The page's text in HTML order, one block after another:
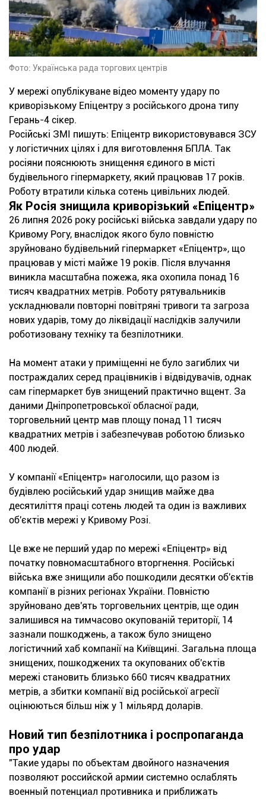
Фото: Українська рада торгових центрів
У мережі опублікуване відео моменту удару по
криворізькому Епіцентру з російського дрона типу
Герань-4 сікер.
Російські ЗМІ пишуть: Епіцентр використовувався ЗСУ
у логістичних цілях і для виготовлення БПЛА. Так
росіяни пояснюють знищення єдиного в місті
будівельного гіпермаркету, який працював 17 років.
Роботу втратили кілька сотень цивільних людей.
Як Росія знищила криворізький «Епіцентр»
26 липня 2026 року російські війська завдали удару по
Кривому Рогу, внаслідок якого було повністю
зруйновано будівельний гіпермаркет «Епіцентр», що
працював у місті майже 19 років. Після влучання
виникла масштабна пожежа, яка охопила понад 16
тисяч квадратних метрів. Роботу рятувальників
ускладнювали повторні повітряні тривоги та загроза
нових ударів, тому до ліквідації наслідків залучили
роботизовану техніку та безпілотники.
На момент атаки у приміщенні не було загиблих чи
постраждалих серед працівників і відвідувачів, однак
сам гіпермаркет був знищений практично вщент. За
даними Дніпропетровської обласної ради,
торговельний центр мав площу понад 11 тисяч
квадратних метрів і забезпечував роботою близько
400 людей.
У компанії «Епіцентр» наголосили, що разом із
будівлею російський удар знищив майже два
десятиліття праці сотень людей та один із важливих
об'єктів мережі у Кривому Розі.
Це вже не перший удар по мережі «Епіцентр» від
початку повномасштабного вторгнення. Російські
війська вже знищили або пошкодили десятки об'єктів
компанії в різних регіонах України. Повністю
зруйновано дев'ять торговельних центрів, ще один
залишився на тимчасово окупованій території, 14
зазнали пошкоджень, а також було знищено
логістичний хаб компанії на Київщині. Загальна площа
знищених, пошкоджених та окупованих об'єктів
мережі становить близько 660 тисяч квадратних
метрів, а збитки компанії від російської агресії
оцінюються більш ніж у 1 мільярд доларів.
Новий тип безпілотника і роспропаганда
про удар
"Такие удары по объектам двойного назначения
позволяют российской армии системно ослаблять
военный потенциал противника и приближать